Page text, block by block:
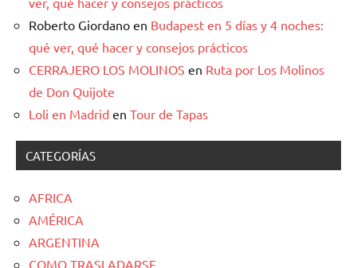
Roberto Giordano en Budapest en 5 días y 4 noches:
qué ver, qué hacer y consejos prácticos
CERRAJERO LOS MOLINOS en Ruta por Los Molinos
de Don Quijote
Loli en Madrid en Tour de Tapas
CATEGORÍAS
AFRICA
AMÉRICA
ARGENTINA
COMO TRASLADARSE…